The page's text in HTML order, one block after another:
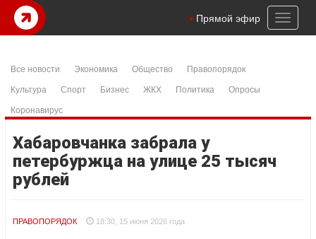
Toggle
Прямой эфир
Все новости Экономика Общество
Правопорядок
Культура
Спорт Бизнес ЖКХ Политика
Опросы
Коронавирус
Хабаровчанка забрала у
петербуржца на улице 25 тысяч
рублей
ПРАВОПОРЯДОК 18:30, 15 июня 2026 года